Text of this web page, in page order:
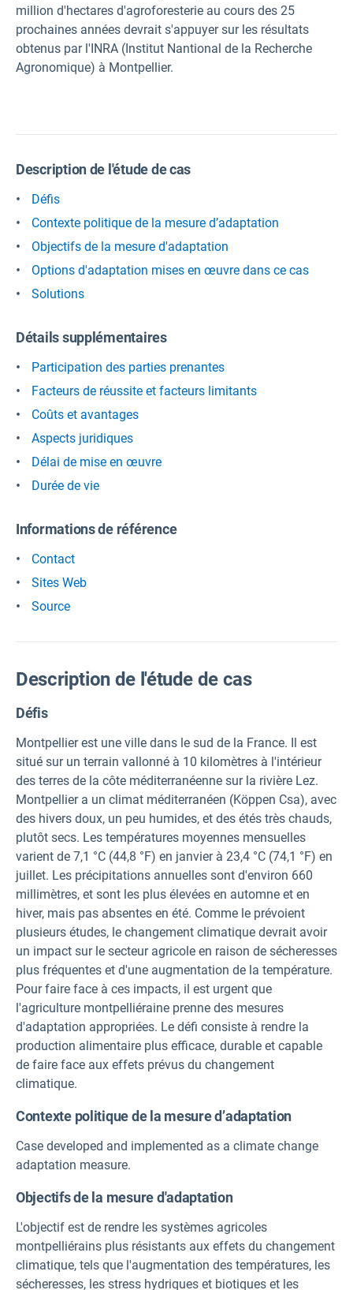
million d'hectares d'agroforesterie au cours des 25
prochaines années devrait s'appuyer sur les résultats
obtenus par l'INRA (Institut Nantional de la Recherche
Agronomique) à Montpellier.
Description de l'étude de cas
Défis
Contexte politique de la mesure d’adaptation
Objectifs de la mesure d'adaptation
Options d'adaptation mises en œuvre dans ce cas
Solutions
Détails supplémentaires
Participation des parties prenantes
Facteurs de réussite et facteurs limitants
Coûts et avantages
Aspects juridiques
Délai de mise en œuvre
Durée de vie
Informations de référence
Contact
Sites Web
Source
Description de l'étude de cas
Défis
Montpellier est une ville dans le sud de la France. Il est
situé sur un terrain vallonné à 10 kilomètres à l'intérieur
des terres de la côte méditerranéenne sur la rivière Lez.
Montpellier a un climat méditerranéen (Köppen Csa), avec
des hivers doux, un peu humides, et des étés très chauds,
plutôt secs. Les températures moyennes mensuelles
varient de 7,1 °C (44,8 °F) en janvier à 23,4 °C (74,1 °F) en
juillet. Les précipitations annuelles sont d'environ 660
millimètres, et sont les plus élevées en automne et en
hiver, mais pas absentes en été. Comme le prévoient
plusieurs études, le changement climatique devrait avoir
un impact sur le secteur agricole en raison de sécheresses
plus fréquentes et d'une augmentation de la température.
Pour faire face à ces impacts, il est urgent que
l'agriculture montpelliéraine prenne des mesures
d'adaptation appropriées. Le défi consiste à rendre la
production alimentaire plus efficace, durable et capable
de faire face aux effets prévus du changement
climatique.
Contexte politique de la mesure d’adaptation
Case developed and implemented as a climate change
adaptation measure.
Objectifs de la mesure d'adaptation
L'objectif est de rendre les systèmes agricoles
montpelliérains plus résistants aux effets du changement
climatique, tels que l'augmentation des températures, les
sécheresses, les stress hydriques et biotiques et les